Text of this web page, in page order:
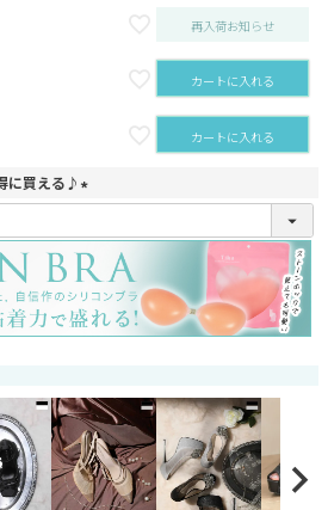
再入荷お知らせ
カートに入れる
カートに入れる
に買える♪
(
須
)